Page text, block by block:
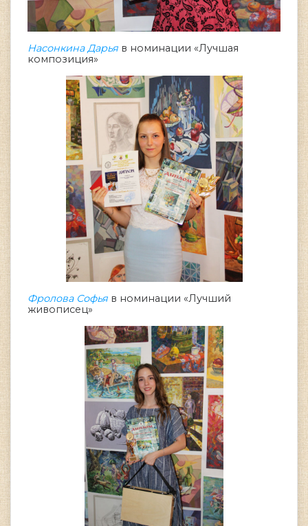
Насонкина Дарья в номинации «Лучшая
композиция»
Фролова Софья в номинации «Лучший
живописец»